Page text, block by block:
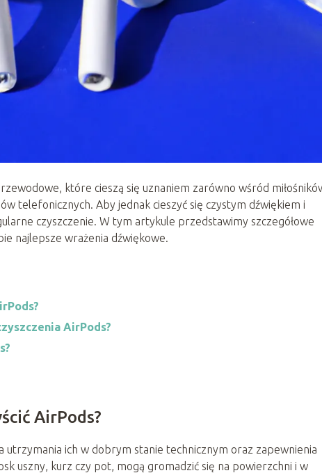
które cieszą się uznaniem zarówno wśród
telefonicznych. Aby jednak cieszyć się czystym dźwiękiem i
czyszczenie. W tym artykule przedstawimy szczegółowe
najlepsze wrażenia dźwiękowe.
AirPods?
AirPods?
utrzymania ich w dobrym stanie technicznym oraz zapewnienia
uszny, kurz czy pot, mogą gromadzić się na powierzchni i w